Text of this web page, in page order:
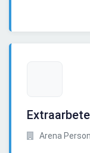
Arena